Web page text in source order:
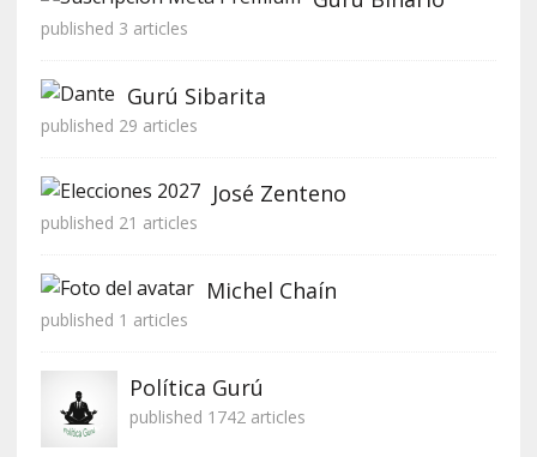
published 3 articles
Gurú Sibarita
published 29 articles
José Zenteno
published 21 articles
Michel Chaín
published 1 articles
Política Gurú
published 1742 articles